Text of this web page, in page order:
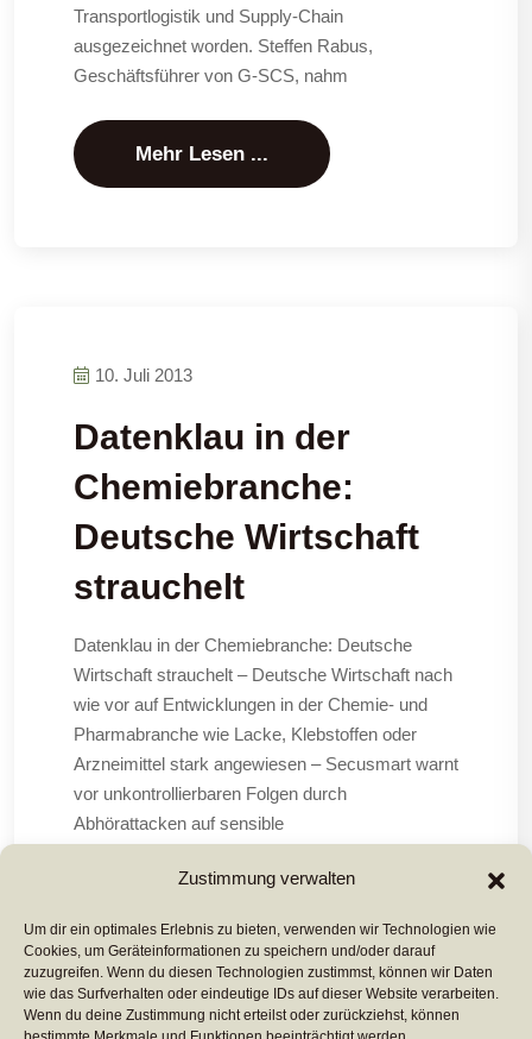
Zustimmung verwalten
Um dir ein optimales Erlebnis zu bieten, verwenden wir Technologien wie
Cookies, um Geräteinformationen zu speichern und/oder darauf
zuzugreifen. Wenn du diesen Technologien zustimmst, können wir Daten
wie das Surfverhalten oder eindeutige IDs auf dieser Website verarbeiten.
Wenn du deine Zustimmung nicht erteilst oder zurückziehst, können
Transportlogistik und Supply-Chain
ausgezeichnet worden. Steffen Rabus,
Geschäftsführer von G-SCS, nahm
Mehr Lesen ...
10. Juli 2013
Datenklau in der
Chemiebranche:
Deutsche Wirtschaft
strauchelt
Datenklau in der Chemiebranche: Deutsche
Wirtschaft strauchelt – Deutsche Wirtschaft nach
wie vor auf Entwicklungen in der Chemie- und
Pharmabranche wie Lacke, Klebstoffen oder
Arzneimittel stark angewiesen – Secusmart warnt
vor unkontrollierbaren Folgen durch
Abhörattacken auf sensible
– Die Abhörschutzexperten der
Mehr Lesen ...